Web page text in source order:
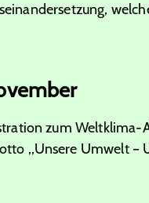
zum Weltklima-
„Unsere Umwelt –